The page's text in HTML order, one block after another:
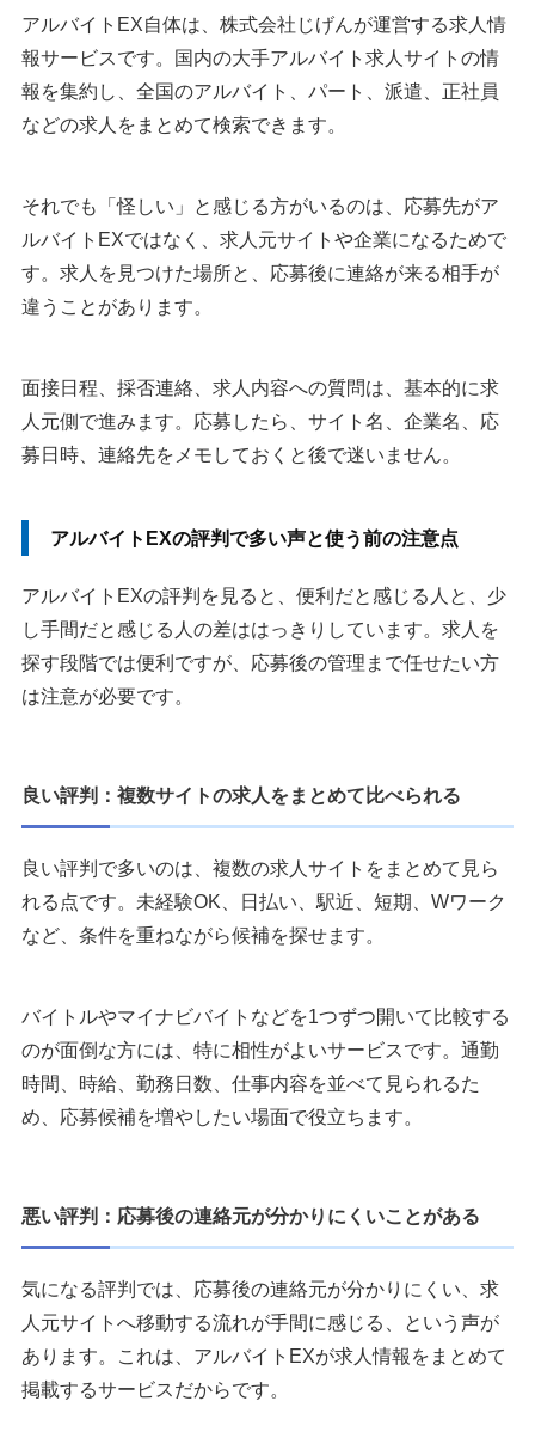
アルバイトEX自体は、株式会社じげんが運営する求人情
報サービスです。国内の大手アルバイト求人サイトの情
報を集約し、全国のアルバイト、パート、派遣、正社員
などの求人をまとめて検索できます。
それでも「怪しい」と感じる方がいるのは、応募先がア
ルバイトEXではなく、求人元サイトや企業になるためで
す。求人を見つけた場所と、応募後に連絡が来る相手が
違うことがあります。
面接日程、採否連絡、求人内容への質問は、基本的に求
人元側で進みます。応募したら、サイト名、企業名、応
募日時、連絡先をメモしておくと後で迷いません。
アルバイトEXの評判で多い声と使う前の注意点
アルバイトEXの評判を見ると、便利だと感じる人と、少
し手間だと感じる人の差ははっきりしています。求人を
探す段階では便利ですが、応募後の管理まで任せたい方
は注意が必要です。
良い評判：複数サイトの求人をまとめて比べられる
良い評判で多いのは、複数の求人サイトをまとめて見ら
れる点です。未経験OK、日払い、駅近、短期、Wワーク
など、条件を重ねながら候補を探せます。
バイトルやマイナビバイトなどを1つずつ開いて比較する
のが面倒な方には、特に相性がよいサービスです。通勤
時間、時給、勤務日数、仕事内容を並べて見られるた
め、応募候補を増やしたい場面で役立ちます。
悪い評判：応募後の連絡元が分かりにくいことがある
気になる評判では、応募後の連絡元が分かりにくい、求
人元サイトへ移動する流れが手間に感じる、という声が
あります。これは、アルバイトEXが求人情報をまとめて
掲載するサービスだからです。